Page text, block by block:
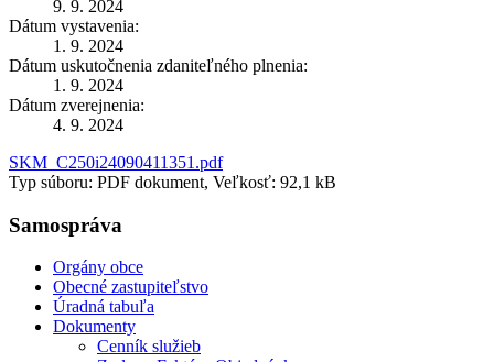
9. 9. 2024
Dátum vystavenia:
1. 9. 2024
Dátum uskutočnenia zdaniteľného plnenia:
1. 9. 2024
Dátum zverejnenia:
4. 9. 2024
SKM_C250i24090411351.pdf
Typ súboru: PDF dokument, Veľkosť: 92,1 kB
Samospráva
Orgány obce
Obecné zastupiteľstvo
Úradná tabuľa
Dokumenty
Cenník služieb